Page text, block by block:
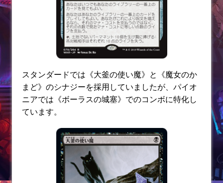
スタンダードでは《大釜の使い魔》と《魔女のか
まど》のシナジーを採用していましたが、パイオ
ニアでは《ボーラスの城塞》でのコンボに特化し
ています。